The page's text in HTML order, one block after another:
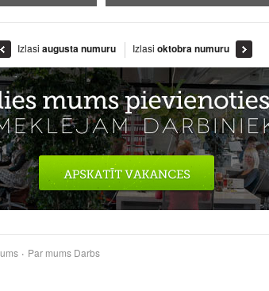
Izlasi augusta numuru Izlasi oktobra numuru
Par mums Darbs